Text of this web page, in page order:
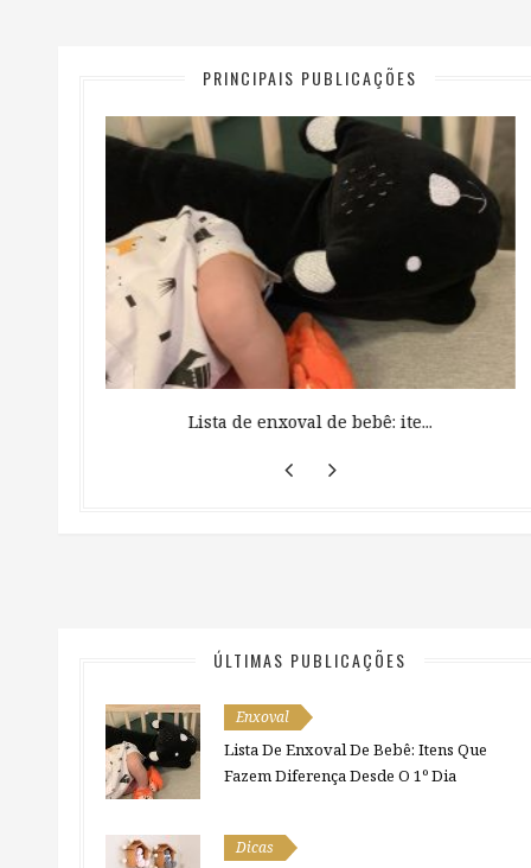
PRINCIPAIS PUBLICAÇÕES
Lista de enxoval de bebê: ite...
ÚLTIMAS PUBLICAÇÕES
Enxoval
Lista De Enxoval De Bebê: Itens Que
Fazem Diferença Desde O 1º Dia
Dicas